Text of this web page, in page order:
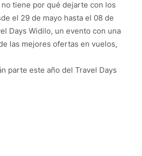
tiene por qué dejarte con los
el 29 de mayo hasta el 08 de
Days Widilo, un evento con una
las mejores ofertas en vuelos,
parte este año del Travel Days